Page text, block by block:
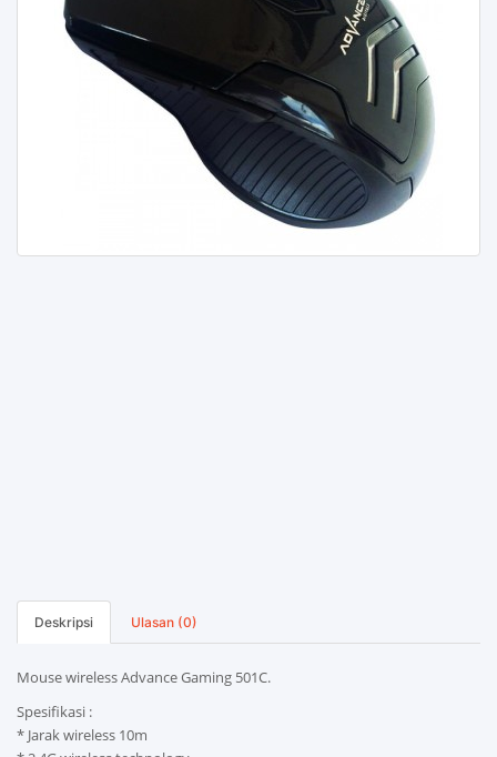
Deskripsi Ulasan (0)
Mouse wireless Advance Gaming 501C.
Spesifikasi :
* Jarak wireless 10m